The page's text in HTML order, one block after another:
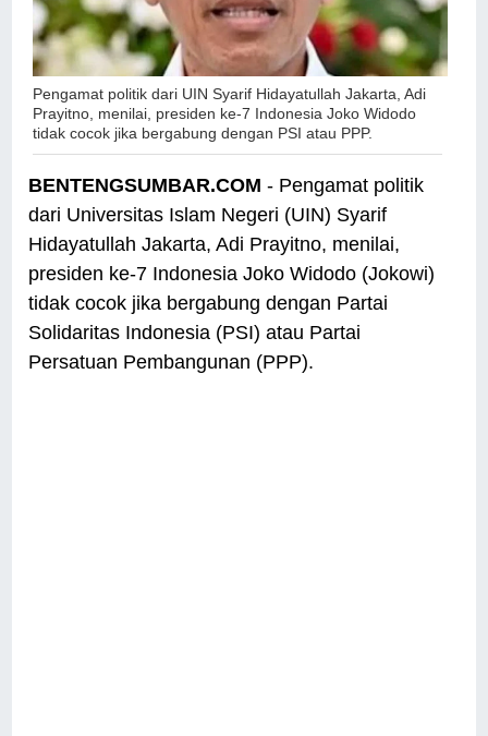
Pengamat politik dari UIN Syarif Hidayatullah Jakarta, Adi
Prayitno, menilai, presiden ke-7 Indonesia Joko Widodo
tidak cocok jika bergabung dengan PSI atau PPP.
BENTENGSUMBAR.COM - Pengamat politik
dari Universitas Islam Negeri (UIN) Syarif
Hidayatullah Jakarta, Adi Prayitno, menilai,
presiden ke-7 Indonesia Joko Widodo (Jokowi)
tidak cocok jika bergabung dengan Partai
Solidaritas Indonesia (PSI) atau Partai
Persatuan Pembangunan (PPP).